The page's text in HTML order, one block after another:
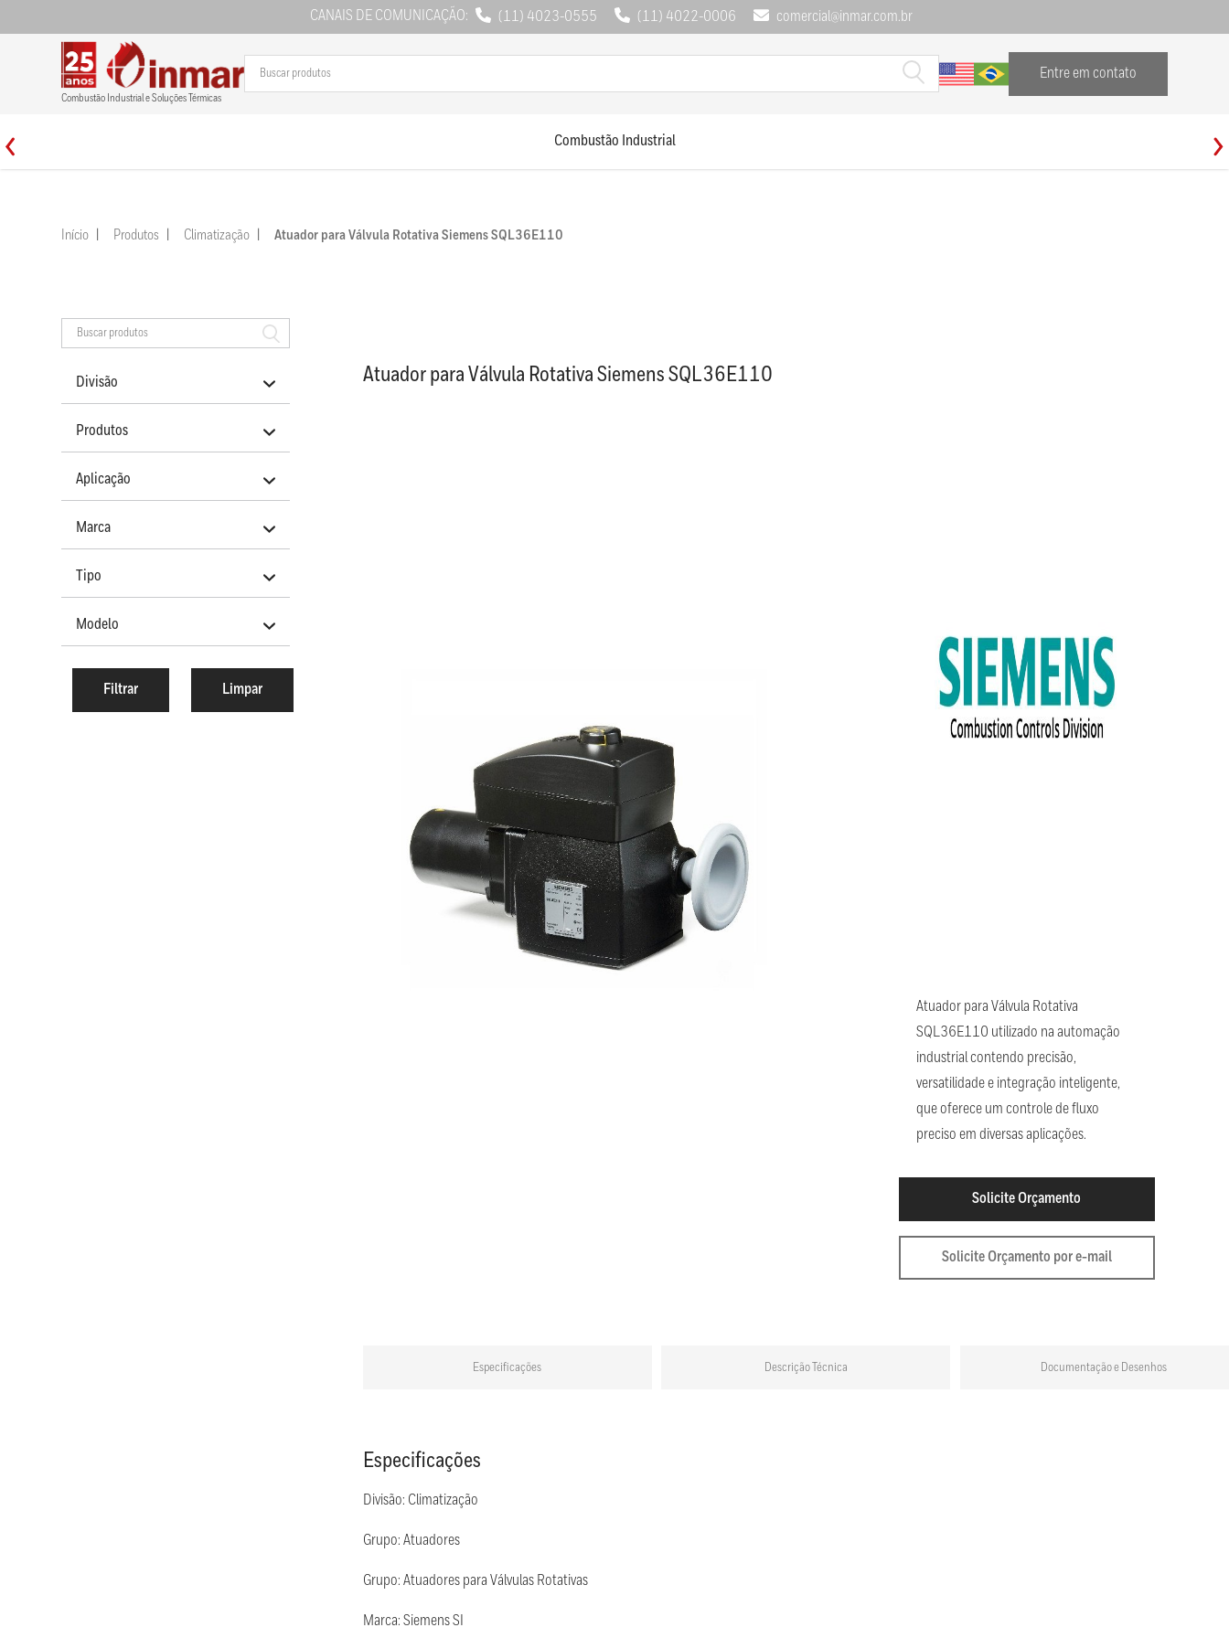
CANAIS DE COMUNICAÇÃO: (11) 4023-0555 (11) 4022-0006 comercial@inmar.com.br
Combustão Industrial e Soluções Térmicas
Entre em contato
Combustão Industrial
Início Produtos Climatização Atuador para Válvula Rotativa Siemens SQL36E110
Divisão
Produtos
Aplicação
Marca
Tipo
Modelo
Atuador para Válvula Rotativa Siemens SQL36E110
Atuador para Válvula Rotativa
SQL36E110 utilizado na automação
industrial contendo precisão,
versatilidade e integração inteligente,
que oferece um controle de fluxo
preciso em diversas aplicações.
Solicite Orçamento
Solicite Orçamento por e-mail
Especificações Descrição Técnica Documentação e Desenhos
Especificações
Divisão: Climatização
Grupo: Atuadores
Grupo: Atuadores para Válvulas Rotativas
Marca: Siemens SI